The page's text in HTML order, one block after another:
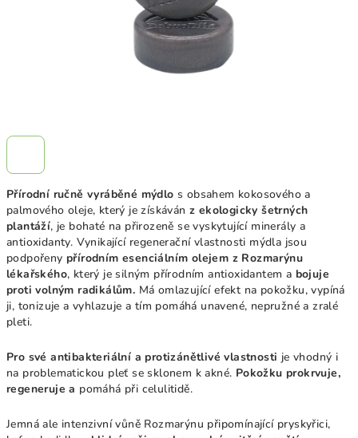
Přírodní ručně vyráběné mýdlo s obsahem kokosového a
palmového oleje, který je získáván z ekologicky šetrných
plantáží, je bohaté na přirozeně se vyskytující minerály a
antioxidanty. Vynikající regenerační vlastnosti mýdla jsou
podpořeny přírodním esenciálním olejem z Rozmarýnu
lékařského, který je silným přírodním antioxidantem a bojuje
proti volným radikálům. Má omlazující efekt na pokožku, vypíná
ji, tonizuje a vyhlazuje a tím pomáhá unavené, nepružné a zralé
pleti.
Pro své antibakteriální a protizánětlivé vlastnosti je vhodný i
na problematickou pleť se sklonem k akné. Pokožku prokrvuje,
regeneruje a pomáhá při celulitidě.
Jemná ale intenzivní vůně Rozmarýnu připomínající pryskyřici,